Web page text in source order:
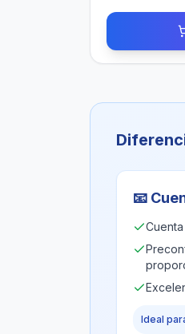
📧
Ideal